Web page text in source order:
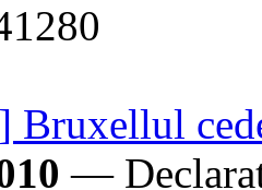
Bruxellul
—